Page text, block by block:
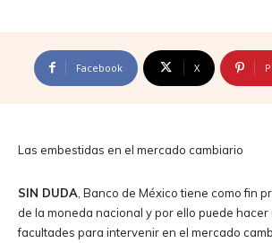
Facebook X
Las embestidas en el mercado cambiario
SIN DUDA , Banco de México tiene como fin
de la moneda nacional y por ello puede hacer
facultades para intervenir en el mercado